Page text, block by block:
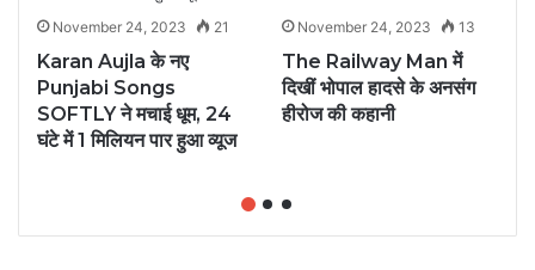
November 24, 2023 21
Karan Aujla के नए
Punjabi Songs
SOFTLY ने मचाई धूम, 24
घंटे में 1 मिलियन पार हुआ व्यूज
November 24, 2023 13
The Railway Man में
दिखीं भोपाल हादसे के अनसंग
हीरोज की कहानी